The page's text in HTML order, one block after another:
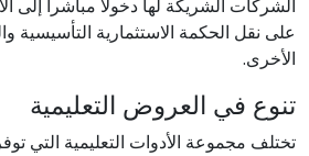
الشركات الشريكة لها دخولا مباشرا إلى
على نقل الحكمة الاستثمارية التأسيسية
الأخرى.
تنوع في العروض التعليمية
تختلف مجموعة الأدوات التعليمية التي